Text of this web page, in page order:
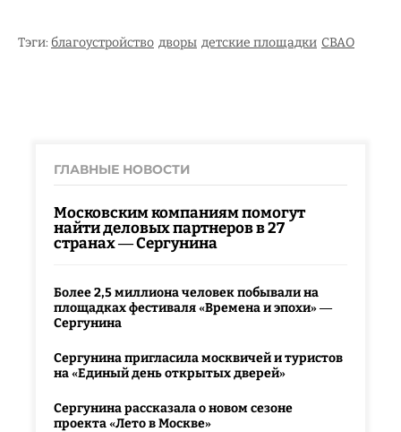
Тэги: благоустройство дворы детские площадки СВАО
ГЛАВНЫЕ НОВОСТИ
Московским компаниям помогут
найти деловых партнеров в 27
странах — Сергунина
Более 2,5 миллиона человек побывали на
площадках фестиваля «Времена и эпохи» —
Сергунина
Сергунина пригласила москвичей и туристов
на «Единый день открытых дверей»
Сергунина рассказала о новом сезоне
проекта «Лето в Москве»